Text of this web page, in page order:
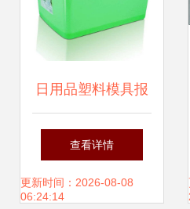
日用品塑料模具报
价 厂家
查看详情
更新时间：2026-08-08
06:24:14